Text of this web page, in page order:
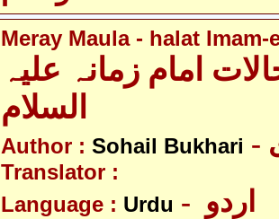
Meray Maula - halat Imam-
امام زمانہ علیہ
السلام
Author : Sohail Bukhari
Translator :
Language : Urdu